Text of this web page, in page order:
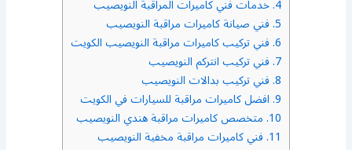
4. خدمات فني كاميرات المراقبة النويصيب
5. فني صيانة كاميرات مراقبة النويصيب
6. فني تركيب كاميرات مراقبة النويصيب الكويت
7. فني تركيب انتركم النويصيب
8. فني تركيب بدالات النويصيب
9. افضل كاميرات مراقبة للسيارات في الكويت
10. متخصص كاميرات مراقبة هندي النويصيب
11. فني كاميرات مراقبة مخفية النويصيب